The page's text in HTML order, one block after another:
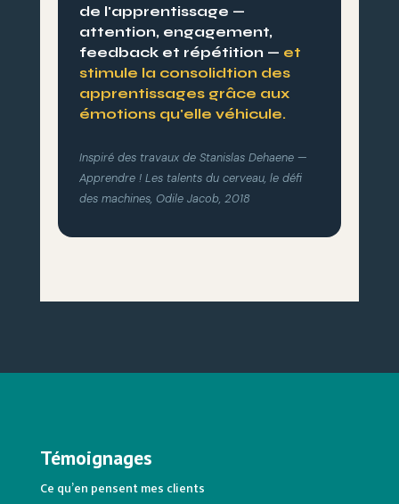
de l'apprentissage —
attention, engagement,
feedback et répétition — et
stimule la consolidtion des
apprentissages grâce aux
émotions qu'elle véhicule.
Inspiré des travaux de Stanislas Dehaene —
Apprendre ! Les talents du cerveau, le défi
des machines, Odile Jacob, 2018
Témoignages
Ce qu’en pensent mes clients